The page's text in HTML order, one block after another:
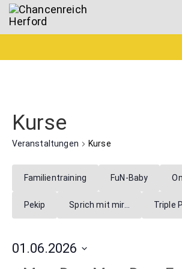
Kurse
Veranstaltungen Kurse
Familientraining FuN-Baby
Pekip Sprich mit mir… Triple P
01.06.2026